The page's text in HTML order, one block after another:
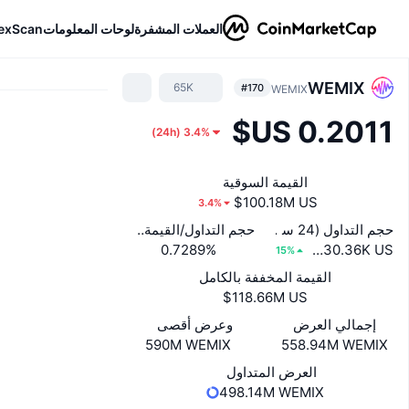
العملات المشفرةلوحات المعلومات
WEMIX
WEMIX
#170
65K
3.4%
(
24h
)
القيمة السوقية
3.4%
حجم التداول (24 ساعة)
‏730.36K US$
15%
حجم التداول/القيمة السوقية (24 ساعة)
0.7289%
القيمة المخففة بالكامل
إجمالي العرض
558.94M WEMIX
وعرض أقصى
590M WEMIX
العرض المتداول
498.14M WEMIX